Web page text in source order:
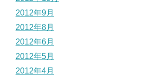
2012年9月
2012年8月
2012年6月
2012年5月
2012年4月